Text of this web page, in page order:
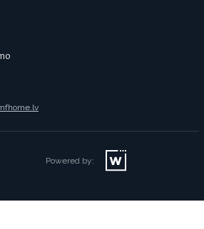
Powered by: